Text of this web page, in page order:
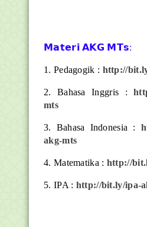
𝗠𝗮𝘁𝗲𝗿𝗶 𝗔𝗞𝗚 𝗠𝗧𝘀:
1. Pedagogik : http://
2. Bahasa Inggris :
mts
3. Bahasa Indonesia :
akg-mts
4. Matematika : http://
5. IPA : http://bit.ly/ipa-